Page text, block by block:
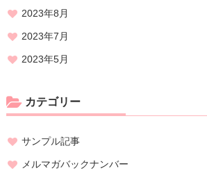
2023年8月
2023年7月
2023年5月
カテゴリー
サンプル記事
メルマガバックナンバー